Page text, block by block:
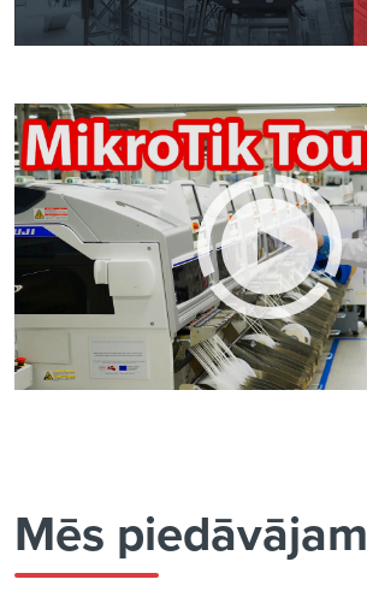
Mēs piedāvājam